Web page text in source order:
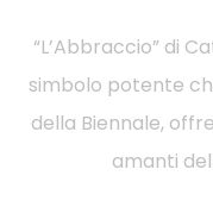
“L’Abbraccio” di
simbolo potente
della Biennale,
amanti